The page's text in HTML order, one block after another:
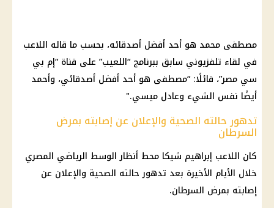
مصطفى محمد هو أحد أفضل أصدقائه، بحسب ما قاله اللاعب
في لقاء تلفزيوني سابق ببرنامج “اللعيب” على قناة “إم بي
سي مصر”، قائلًا: “مصطفى هو أحد أفضل أصدقائي، وأحمد
أيضًا نفس الشيء وعادل ميسي."
تدهور حالته الصحية والإعلان عن إصابته بمرض
السرطان
كان اللاعب إبراهيم شيكا محط أنظار الوسط الرياضي المصري
خلال الأيام الأخيرة بعد تدهور حالته الصحية والإعلان عن
إصابته بمرض السرطان.